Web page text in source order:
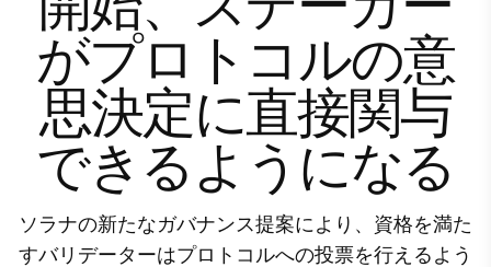
がプロトコルの意
思決定に直接関与
できるようになる
ソラナの新たなガバナンス提案により、資格を満た
すバリデーターはプロトコルへの投票を行えるよう